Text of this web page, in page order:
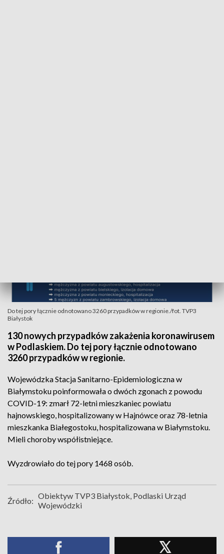
Do tej pory łącznie odnotowano 3260 przypadków w regionie./fot. TVP3
Białystok
130 nowych przypadków zakażenia koronawirusem
w Podlaskiem. Do tej pory łącznie odnotowano
3260 przypadków w regionie.
Wojewódzka Stacja Sanitarno-Epidemiologiczna w
Białymstoku poinformowała o dwóch zgonach z powodu
COVID-19: zmarł 72-letni mieszkaniec powiatu
hajnowskiego, hospitalizowany w Hajnówce oraz 78-letnia
mieszkanka Białegostoku, hospitalizowana w Białymstoku.
Mieli choroby współistniejące.
Wyzdrowiało do tej pory 1468 osób.
Źródło: Obiektyw TVP3 Białystok, Podlaski Urząd
Wojewódzki